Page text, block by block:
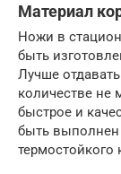
Материал
Ножи в
быть
Лучше
количестве не
быстрое и
быть выполнен
термостойкого